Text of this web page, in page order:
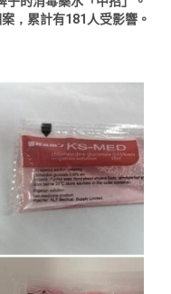
，累計有181人受影響。